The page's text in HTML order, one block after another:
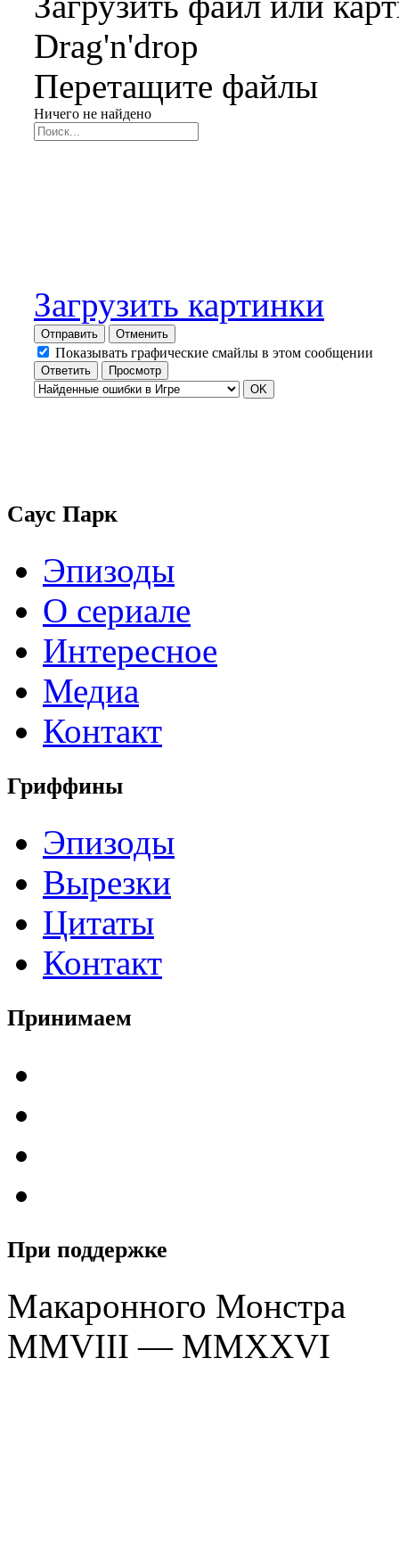
Drag'n'drop
Перетащите файлы
Ничего не найдено
Загрузить картинки
Отправить Отменить
Показывать графические смайлы в этом сообщении
Саус Парк
Эпизоды
О сериале
Интересное
Медиа
Контакт
Гриффины
Эпизоды
Вырезки
Цитаты
Контакт
Принимаем
При поддержке
Макаронного Монстра
MMVIII — MMXXVI